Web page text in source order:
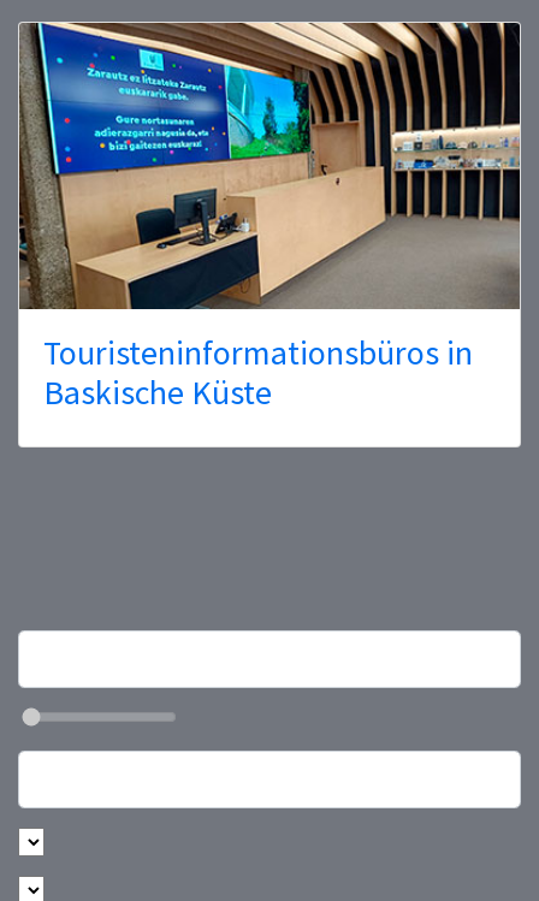
Touristeninformationsbüros in
Baskische Küste